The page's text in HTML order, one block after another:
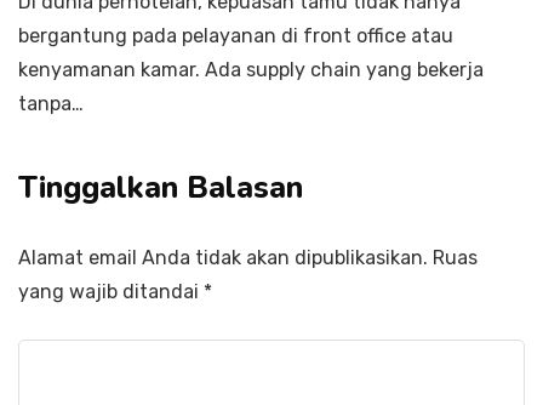
bergantung pada pelayanan di front office atau
kenyamanan kamar. Ada supply chain yang bekerja
tanpa…
Tinggalkan Balasan
Alamat email Anda tidak akan dipublikasikan. Ruas
yang wajib ditandai *